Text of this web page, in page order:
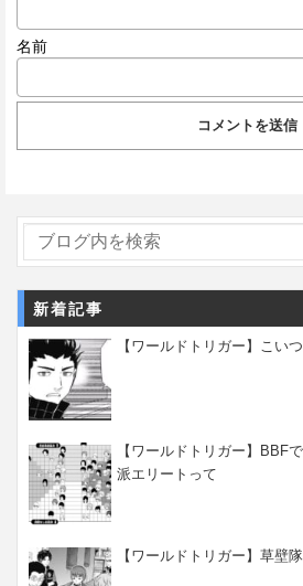
名前
新着記事
【ワールドトリガー】こい
【ワールドトリガー】BBF
派エリートって
【ワールドトリガー】草壁